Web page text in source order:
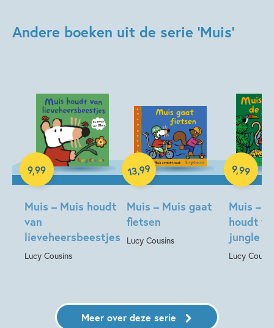
Andere boeken uit de serie 'Muis'
Muis – Muis houdt
van
lieveheersbeestjes
Lucy Cousins
9,99
Hardcover
Muis – Muis gaat
fietsen
Lucy Cousins
13,99
Hardcover
Muis –
houdt
jungle
Lucy
9,99
Hardcover
Meer over deze serie